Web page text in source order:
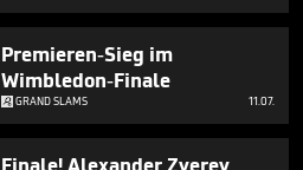
Premieren-Sieg im
Wimbledon-Finale
GRAND SLAMS 11.07.